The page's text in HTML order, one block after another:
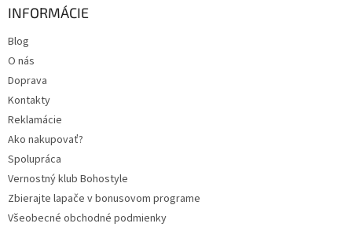
INFORMÁCIE
Blog
O nás
Doprava
Kontakty
Reklamácie
Ako nakupovať?
Spolupráca
Vernostný klub Bohostyle
Zbierajte lapače v bonusovom programe
Všeobecné obchodné podmienky